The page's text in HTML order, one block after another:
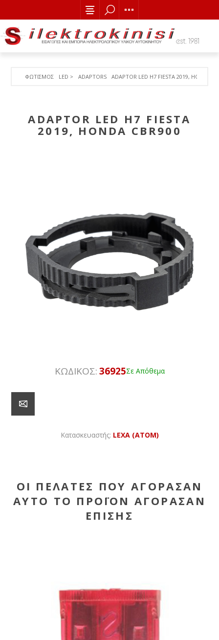
ΦΩΤΙΣΜΟΣ LED > ADAPTORS ADAPTOR LED H7 FIESTA 2019, HONDA
ADAPTOR LED H7 FIESTA
2019, HONDA CBR900
ΚΩΔΙΚΟΣ:36925Σε Απόθεμα
Κατασκευαστής: LEXA (ATOM)
ΟΙ ΠΕΛΆΤΕΣ ΠΟΥ ΑΓΌΡΑΣΑΝ
ΑΥΤΌ ΤΟ ΠΡΟΪΌΝ ΑΓΌΡΑΣΑΝ
ΕΠΊΣΗΣ